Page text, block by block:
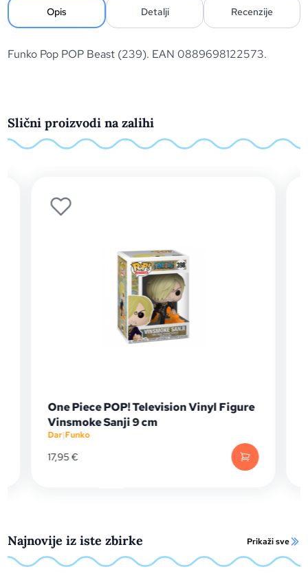
Opis Detalji Recenzije
Funko Pop POP Beast (239). EAN 0889698122573.
Slični proizvodi na zalihi
One Piece POP! Television Vinyl Figure
Vinsmoke Sanji 9 cm
Dar|Funko
17,95€
Najnovije iz iste zbirke Prikaži sve